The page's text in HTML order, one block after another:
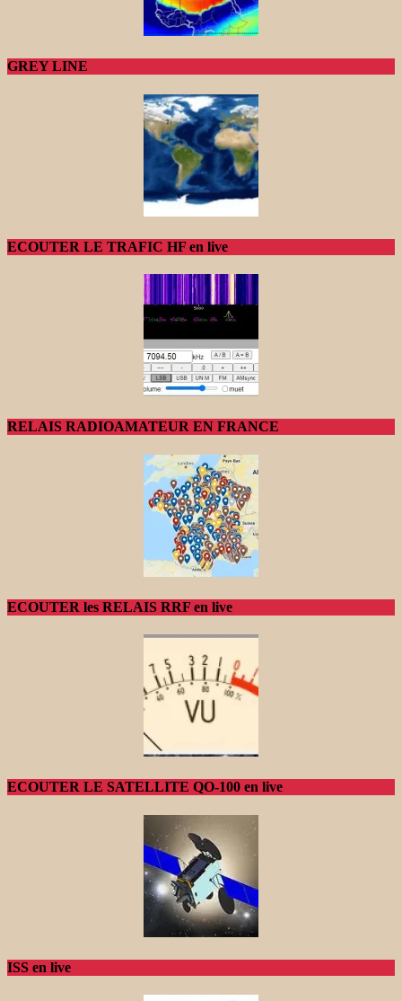
GREY LINE
ECOUTER LE TRAFIC HF en live
RELAIS RADIOAMATEUR EN FRANCE
ECOUTER les RELAIS RRF en live
ECOUTER LE SATELLITE QO-100 en live
ISS en live